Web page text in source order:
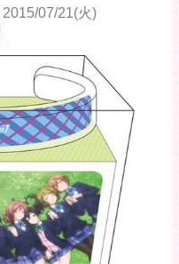
2015/07/21(火)